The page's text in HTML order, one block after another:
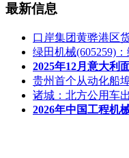
最新信息
口岸集团黄骅港区
绿田机械(605259)
2025年12月意大利
贵州首个从动化船
诸城：北方公用车
2026年中国工程机